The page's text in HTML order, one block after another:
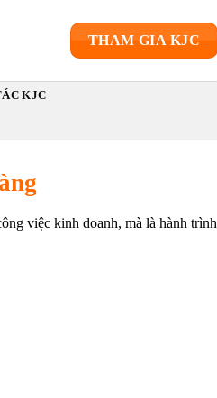
THAM GIA KJC
KJC
việc kinh doanh, mà là hành trình